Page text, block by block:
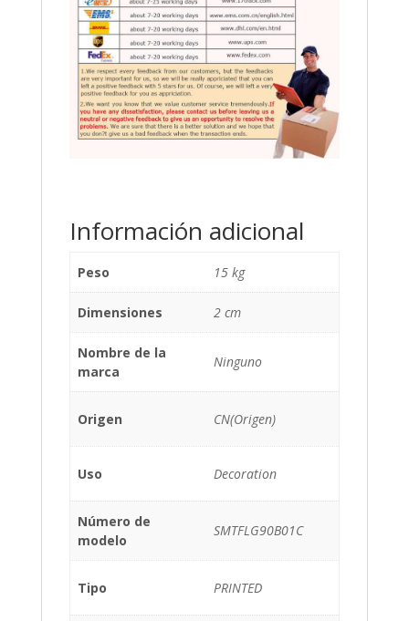
Información adicional
Peso 15 kg
Dimensiones 2 cm
Nombre de la
marca
Ninguno
Origen CN(Origen)
Uso Decoration
Número de
modelo
SMTFLG90B01C
Tipo PRINTED